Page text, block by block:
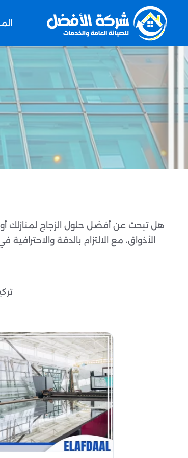
هل تبحث عن أفضل حلول الزجاج لمنازلك
الأذواق، مع الالتزام بالدقة
تفصيل
زجاج
صيانة
تصميم
تركيب
خدمة
خدمة